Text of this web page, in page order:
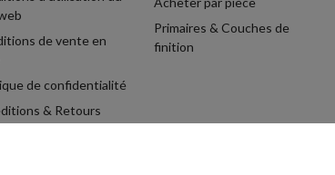
de vente en
de confidentialité
& Retours
Primaires & Couches de
finition